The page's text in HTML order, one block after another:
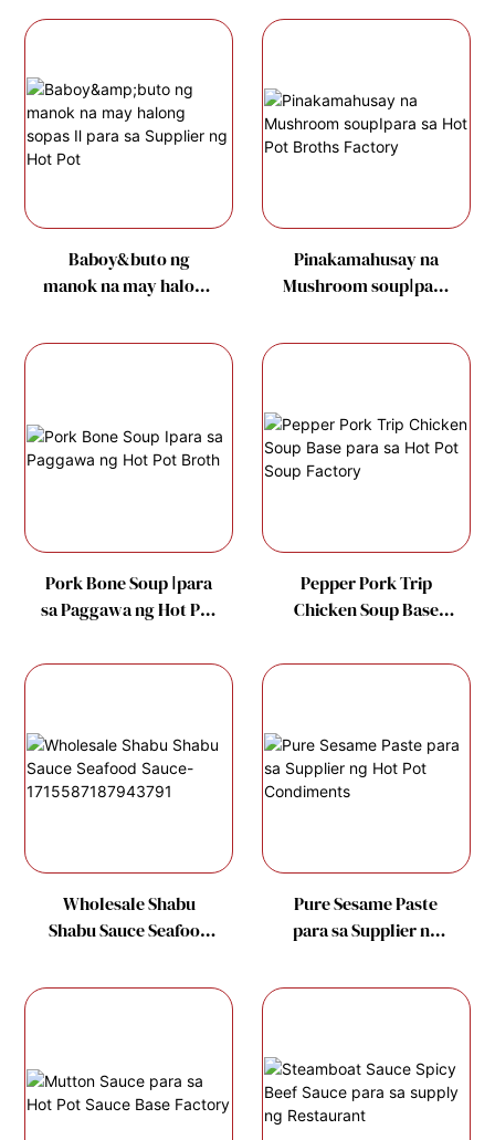
Baboy&buto ng
manok na may halong
Supplier ng Hot Pot
Pinakamahusay na
Mushroom soupⅠpara
Factory
Pork Bone Soup Ⅰpara
sa Paggawa ng Hot Pot
Pepper Pork Trip
Chicken Soup Base
Factory
Wholesale Shabu
Shabu Sauce Seafood
1715587187943791
Pure Sesame Paste
para sa Supplier ng